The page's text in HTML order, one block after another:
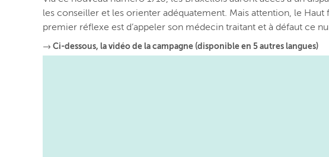
les conseiller et les orienter adéquatement. Mais attention, le Haut
premier réflexe est d’appeler son médecin traitant et à défaut ce
→ Ci-dessous, la vidéo de la campagne (disponible en 5 autres langues)